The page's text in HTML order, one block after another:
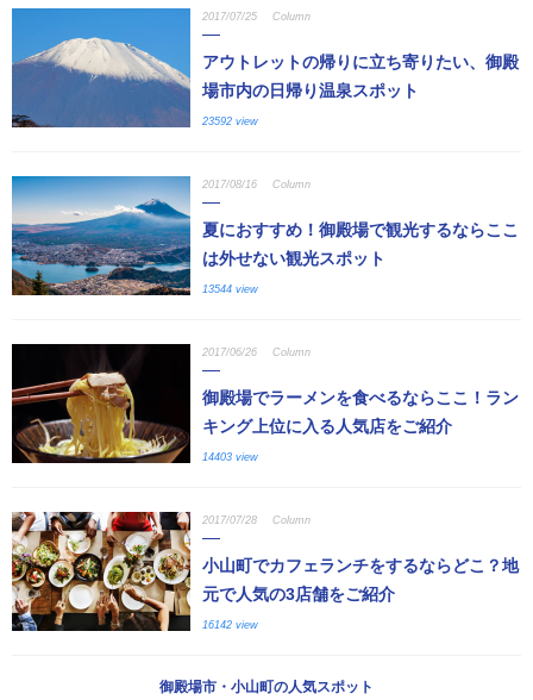
2017/07/25 Column
アウトレットの帰りに立ち寄りたい、御殿
場市内の日帰り温泉スポット
23592 view
2017/08/16 Column
夏におすすめ！御殿場で観光するならここ
は外せない観光スポット
13544 view
2017/06/26 Column
御殿場でラーメンを食べるならここ！ラン
キング上位に入る人気店をご紹介
14403 view
2017/07/28 Column
小山町でカフェランチをするならどこ？地
元で人気の3店舗をご紹介
16142 view
御殿場市・小山町の人気スポット